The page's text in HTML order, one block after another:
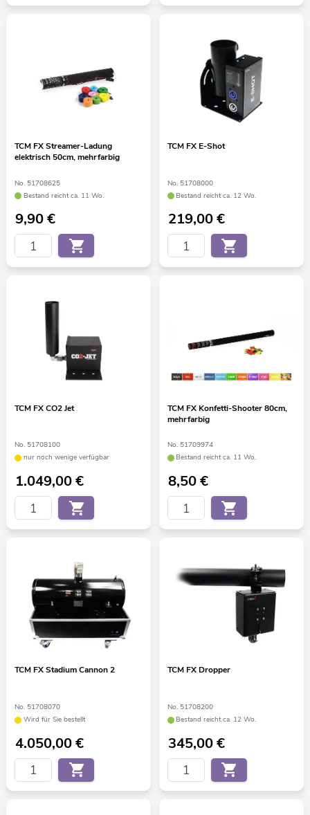
TCM FX Streamer-Ladung
elektrisch 50cm, mehrfarbig
No. 51708625
Bestand reicht ca. 11 Wo.
9,90€
TCM FX E-Shot
No. 51708000
Bestand reicht ca. 12 Wo.
219,00€
TCM FX CO2 Jet
No. 51708100
nur noch wenige verfügbar
1.049,00€
TCM FX Konfetti-Shooter 80cm,
mehrfarbig
No. 51709974
Bestand reicht ca. 11 Wo.
8,50€
TCM FX Stadium Cannon 2
No. 51708070
Wird für Sie bestellt
4.050,00€
TCM FX Dropper
No. 51708200
Bestand reicht ca. 12 Wo.
345,00€